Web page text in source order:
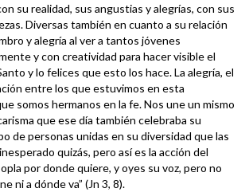
su realidad, sus angustias y alegrías, con sus
Diversas también en cuanto a su relación
y alegría al ver a tantos jóvenes
y con creatividad para hacer visible el
y lo felices que esto los hace. La alegría, el
entre los que estuvimos en esta
somos hermanos en la fe. Nos une un mismo
que ese día también celebraba su
de personas unidas en su diversidad que las
quizás, pero así es la acción del
por donde quiere, y oyes su voz, pero no
ni a dónde va” (Jn 3, 8).